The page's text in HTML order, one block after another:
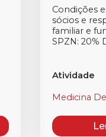
Condições
sócios e
familiar e
SPZN: 20%
Atividade
Medicina